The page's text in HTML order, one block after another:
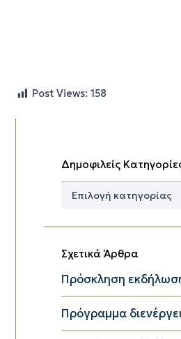
Post Views: 158
Δημοφιλείς
Δημοφιλείς
Σχετικά Άρθρα
Πρόσκληση
Πρόγραμμα